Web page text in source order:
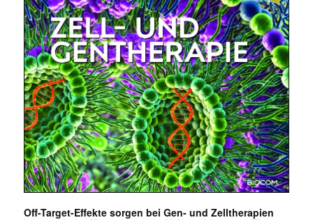
Off-Target-Effekte sorgen bei Gen- und Zelltherapien